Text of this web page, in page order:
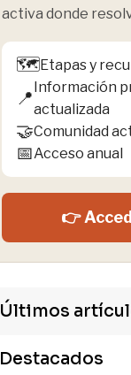
activa donde
🗺️Etapas y
📍
Información
actualizada
🤝Comunidad
📅Acceso anual
👉
Últimos
Destacados